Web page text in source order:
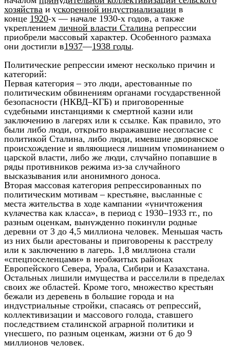
хозяйства и ускоренной индустриализации в
конце 1920-х — начале 1930-х годов, а также
укреплением личной власти Сталина репрессии
приобрели массовый характер. Особенного размаха
они достигли в1937—1938 годы.
Политические репрессии имеют несколько причин и
категорий:
Первая категория – это люди, арестованные по
политическим обвинениям органами государственной
безопасности (НКВД–КГБ) и приговоренные
судебными инстанциями к смертной казни или
заключению в лагерях или к ссылке. Как правило, это
были либо люди, открыто выражавшие несогласие с
политикой Сталина, либо люди, имевшие дворянское
происхождение и являющиеся лишним упоминанием о
царской власти, либо же люди, случайно попавшие в
ряды противников режима из-за случайного
высказывания или анонимного доноса.
Вторая массовая категория репрессированных по
политическим мотивам – крестьяне, высланные с
места жительства в ходе кампании «уничтожения
кулачества как класса», в период с 1930–1933 гг., по
разным оценкам, вынужденно покинули родные
деревни от 3 до 4,5 миллиона человек. Меньшая часть
из них были арестованы и приговорены к расстрелу
или к заключению в лагерь. 1,8 миллиона стали
«спецпоселенцами» в необжитых районах
Европейского Севера, Урала, Сибири и Казахстана.
Остальных лишили имущества и расселили в пределах
своих же областей. Кроме того, множество крестьян
бежали из деревень в большие города и на
индустриальные стройки, спасаясь от репрессий,
коллективизации и массового голода, ставшего
последствием сталинской аграрной политики и
унесшего, по разным оценкам, жизни от 6 до 9
миллионов человек.